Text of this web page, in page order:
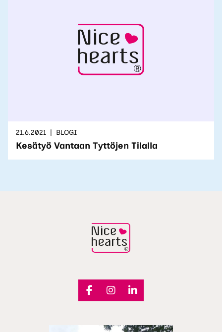
21.6.2021 BLOGI
Kesätyö Vantaan Tyttöjen Tilalla